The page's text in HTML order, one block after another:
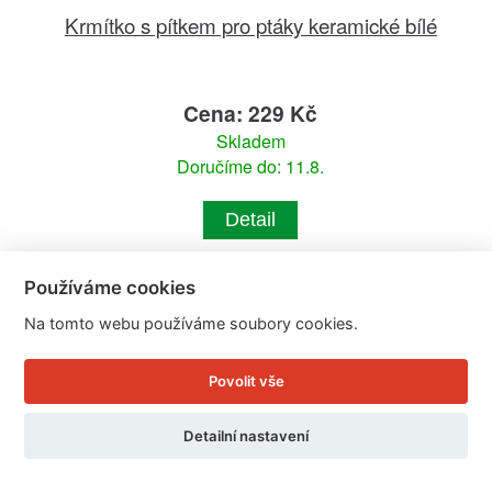
Krmítko s pítkem pro ptáky keramické bílé
Cena: 229 Kč
Skladem
Doručíme do: 11.8.
Detail
Používáme cookies
Na tomto webu používáme soubory cookies.
Povolit vše
Detailní nastavení